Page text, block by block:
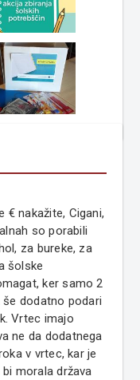
€ nakažite, Cigani,
so porabili
za bureke, za
šolske
ker samo 2
dodatno podari
Vrtec imajo
ne da dodatnega
v vrtec, kar je
morala država